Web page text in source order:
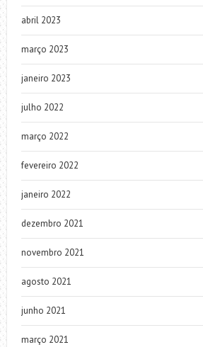
abril 2023
março 2023
janeiro 2023
julho 2022
março 2022
fevereiro 2022
janeiro 2022
dezembro 2021
novembro 2021
agosto 2021
junho 2021
março 2021